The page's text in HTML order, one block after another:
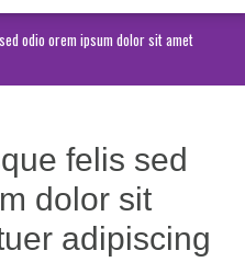
odio orem ipsum dolor sit amet
felis sed
dolor sit
adipiscing